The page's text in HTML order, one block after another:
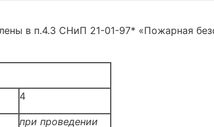
в п.4.3 СНиП 21-01-97* «Пожарная
4
при проведении